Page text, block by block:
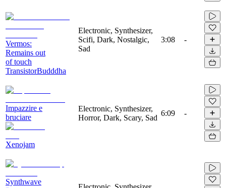
Vermos:
Remains out
of touch
TransistorBudddha
Electronic, Synthesizer,
Scifi, Dark, Nostalgic,
Sad
3:08 -
Impazzire e
bruciare
Xenojam
Electronic, Synthesizer,
Horror, Dark, Scary, Sad
6:09 -
Synthwave